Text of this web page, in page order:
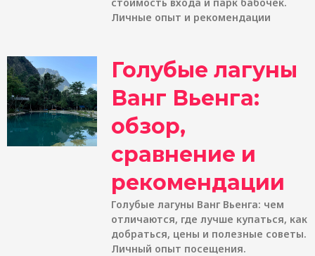
Личные опыт и рекомендации
Голубые лагуны
Ванг Вьенга:
обзор,
сравнение и
рекомендации
Голубые лагуны Ванг Вьенга: чем
отличаются, где лучше купаться, как
добраться, цены и полезные советы.
Личный опыт посещения.